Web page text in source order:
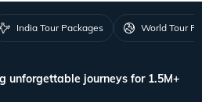
India Tour Packages World Tour
unforgettable journeys for 1.5M+